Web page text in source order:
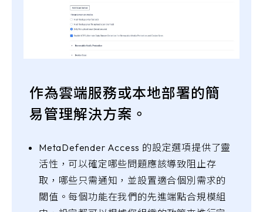
作為雲端服務或本地部署的簡
易管理解決方案。
MetaDefender Access 的設定選項提供了靈
活性，可以確定哪些問題應該導致阻止存
取，哪些只需通知，並設置適合個別需求的
閾值。每個功能在我們的先進端點合規模組